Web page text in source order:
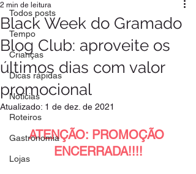
Todos posts
Tempo
Crianças
Dicas rápidas
Notícias
Roteiros
Gastronomia
Lojas
Black Week do Gramado
Blog Club: aproveite os
últimos dias com valor
promocional
2 min de leitura
Atualizado: 1 de dez. de 2021
ATENÇÃO: PROMOÇÃO
ENCERRADA!!!!